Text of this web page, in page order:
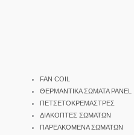
FAN COIL
ΘΕΡΜΑΝΤΙΚΑ ΣΩΜΑΤΑ PANEL
ΠΕΤΣΕΤΟΚΡΕΜΑΣΤΡΕΣ
ΔΙΑΚΟΠΤΕΣ ΣΩΜΑΤΩΝ
ΠΑΡΕΛΚΟΜΕΝΑ ΣΩΜΑΤΩΝ